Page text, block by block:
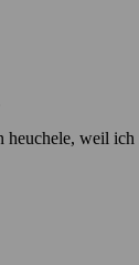
weil